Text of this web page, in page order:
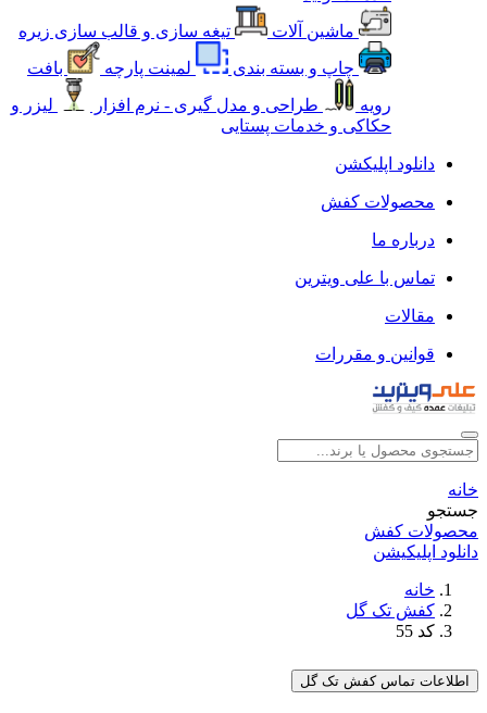
ماشین آلات
تیغه سازی و قالب سازی زیره
چاپ و بسته بندی
لمینت پارچه
بافت
رویه
طراحی و مدل گیری - نرم افزار
لیزر و
حکاکی و خدمات پستایی
دانلود اپلیکشن
محصولات کفش
درباره ما
تماس با علی ویترین
مقالات
قوانین و مقررات
خانه
جستجو
محصولات کفش
دانلود اپلیکیشن
خانه
کفش تک گل
کد 55
اطلاعات تماس کفش تک گل